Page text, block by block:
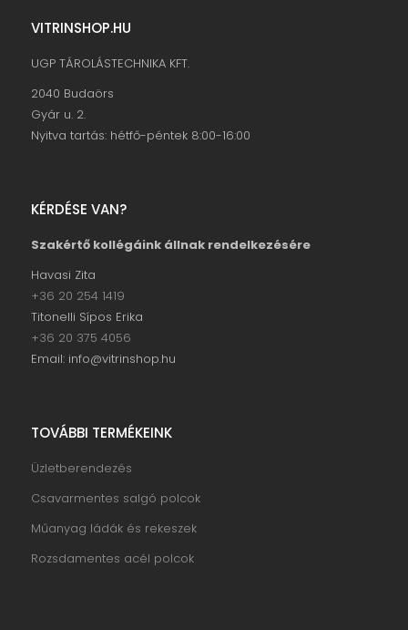
VITRINSHOP.HU
UGP TÁROLÁSTECHNIKA KFT.
2040 Budaörs
Gyár u. 2.
Nyitva tartás: hétfő-péntek 8:00-16:00
KÉRDÉSE VAN?
Szakértő kollégáink állnak rendelkezésére
Havasi Zita
+36 20 254 1419
Titonelli Sípos Erika
+36 20 375 4056
Email: info@vitrinshop.hu
TOVÁBBI TERMÉKEINK
Üzletberendezés
Csavarmentes salgó polcok
Műanyag ládák és rekeszek
Rozsdamentes acél polcok